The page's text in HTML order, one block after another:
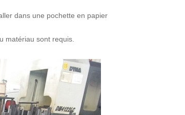
dans une pochette en papier
matériau sont requis.